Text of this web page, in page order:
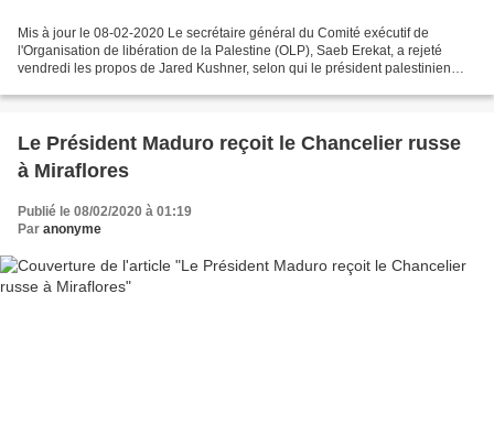
Mis à jour le 08-02-2020 Le secrétaire général du Comité exécutif de
l'Organisation de libération de la Palestine (OLP), Saeb Erekat, a rejeté
vendredi les propos de Jared Kushner, selon qui le président palestinien
Le Président Maduro reçoit le Chancelier russe
à Miraflores
Publié le 08/02/2020 à 01:19
Par anonyme